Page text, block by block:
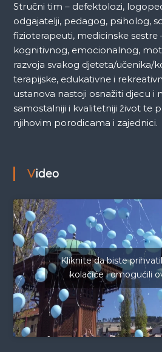
Stručni tim – defektolozi,
odgajatelji, pedagog, psiholog,
fizioterapeuti, medicinske sestre
kognitivnog, emocionalnog,
razvoja svakog djeteta/učenika/
terapijske, edukativne i
ustanova nastoji osnažiti djecu i
samostalniji i kvalitetniji život te
njihovim porodicama i zajednici.
Video
Kliknite da biste
kolačiće i omogućili